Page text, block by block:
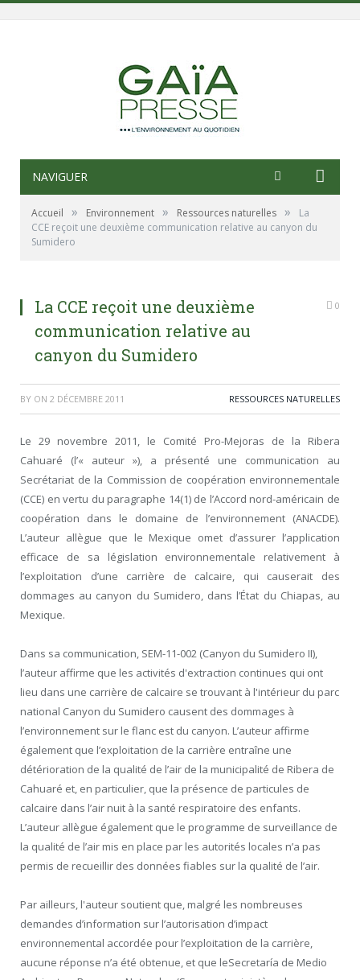
NAVIGUER
Accueil » Environnement » Ressources naturelles »
La
CCE reçoit une deuxième communication relative au canyon du
Sumidero
La CCE reçoit une deuxième
communication relative au
canyon du Sumidero
0
BY ON 2 DÉCEMBRE 2011 RESSOURCES NATURELLES
Le 29 novembre 2011, le Comité Pro-Mejoras de la Ribera
Cahuaré (l’« auteur »), a présenté une communication au
Secrétariat de la Commission de coopération environnementale
(CCE) en vertu du paragraphe 14(1) de l’Accord nord-américain de
coopération dans le domaine de l’environnement (ANACDE).
L’auteur allègue que le Mexique omet d’assurer l’application
efficace de sa législation environnementale relativement à
l’exploitation d’une carrière de calcaire, qui causerait des
dommages au canyon du Sumidero, dans l’État du Chiapas, au
Mexique.
Dans sa communication, SEM-11-002 (Canyon du Sumidero II),
l’auteur affirme que les activités d'extraction continues qui ont
lieu dans une carrière de calcaire se trouvant à l'intérieur du parc
national Canyon du Sumidero causent des dommages à
l’environnement sur le flanc est du canyon. L’auteur affirme
également que l’exploitation de la carrière entraîne une
détérioration de la qualité de l’air de la municipalité de Ribera de
Cahuaré et, en particulier, que la présence de particules de
calcaire dans l’air nuit à la santé respiratoire des enfants.
L’auteur allègue également que le programme de surveillance de
la qualité de l’air mis en place par les autorités locales n’a pas
permis de recueillir des données fiables sur la qualité de l’air.
Par ailleurs, l'auteur soutient que, malgré les nombreuses
demandes d’information sur l’autorisation d’impact
environnemental accordée pour l’exploitation de la carrière,
aucune réponse n’a été obtenue, et que leSecretaría de Medio